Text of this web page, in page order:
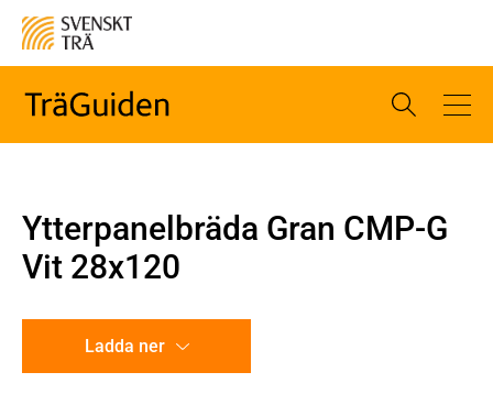
Ytterpanelbräda Gran CMP-G
Vit 28x120
Ladda ner